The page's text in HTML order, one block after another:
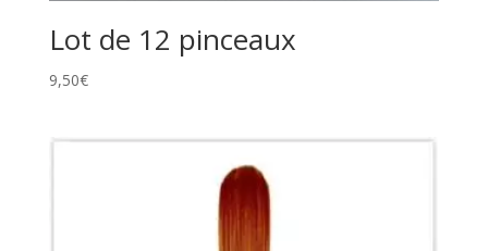
Lot de 12 pinceaux
9,50€